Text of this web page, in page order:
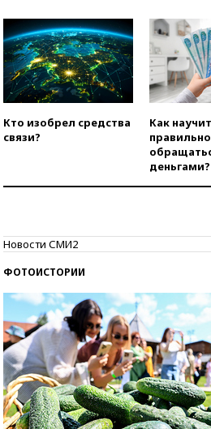
Кто изобрел средства
связи?
Как
правильно
деньгами?
Новости СМИ2
ФОТОИСТОРИИ